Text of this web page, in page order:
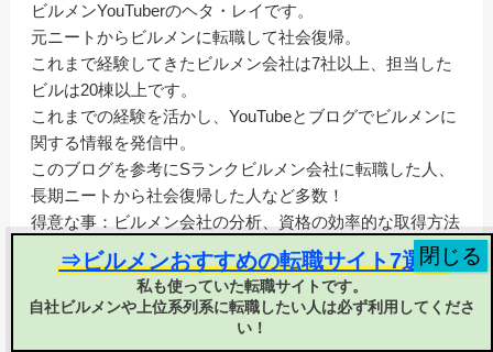
ビルメンYouTuberのヘタ・レイです。
元ニートからビルメンに転職して社会復帰。
これまで経験してきたビルメン会社は7社以上、担当した
ビルは20棟以上です。
これまでの経験を活かし、YouTubeとブログでビルメンに
関する情報を発信中。
このブログを参考にSランクビルメン会社に転職した人、
長期ニートから社会復帰した人など多数！
得意な事：ビルメン会社の分析、資格の効率的な取得方法
YouTube登録者：1万人以上
サブチャンネル登録者：1800人以上
X（Twitter）フォロワー：2700人以上
⇒ビルメンおすすめの転職サイト7選！
私も使っていた転職サイトです。
自社ビルメンや上位系列系に転職したい人は必ず利用してくださ
い！